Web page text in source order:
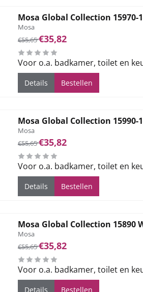
Mosa Global Collection
Merk:
Mosa
Van 55,65 voor 35,82
€55,65€35,82
Voor o.a. badkamer, toilet en
Details Bestellen
Mosa Global Collection 15990-
Merk:
Mosa
Van 55,65 voor 35,82
€55,65€35,82
Voor o.a. badkamer, toilet en
Details Bestellen
Mosa Global Collection 15890
Merk:
Mosa
Van 55,65 voor 35,82
€55,65€35,82
Voor o.a. badkamer, toilet en
Details Bestellen